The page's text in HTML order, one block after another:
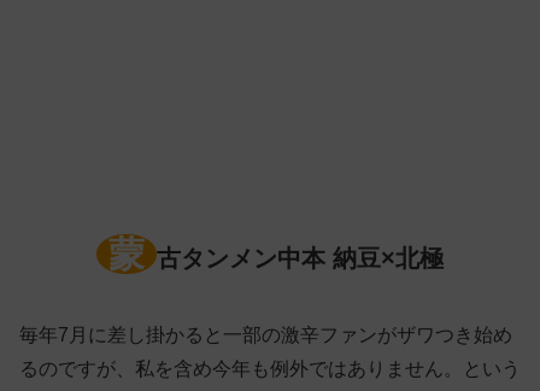
蒙 古タンメン中本 納豆×北極
毎年7月に差し掛かると一部の激辛ファンがザワつき始め
るのですが、私を含め今年も例外ではありません。という